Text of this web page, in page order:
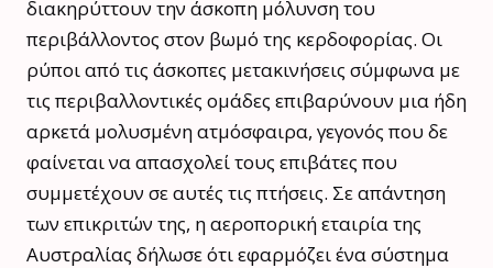
διακηρύττουν την άσκοπη μόλυνση του
περιβάλλοντος στον βωμό της κερδοφορίας. Οι
ρύποι από τις άσκοπες μετακινήσεις σύμφωνα με
τις περιβαλλοντικές ομάδες επιβαρύνουν μια ήδη
αρκετά μολυσμένη ατμόσφαιρα, γεγονός που δε
φαίνεται να απασχολεί τους επιβάτες που
συμμετέχουν σε αυτές τις πτήσεις. Σε απάντηση
των επικριτών της, η αεροπορική εταιρία της
Αυστραλίας δήλωσε ότι εφαρμόζει ένα σύστημα